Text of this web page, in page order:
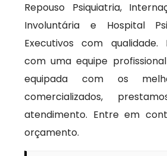
Repouso Psiquiatria,
Involuntária e Hospital
Executivos com qualidade.
com uma equipe
equipada com os
comercializados,
atendimento. Entre em
orçamento.